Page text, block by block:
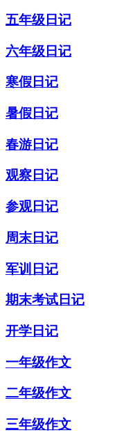
五年级日记
六年级日记
寒假日记
暑假日记
春游日记
观察日记
参观日记
周末日记
军训日记
期末考试日记
开学日记
一年级作文
二年级作文
三年级作文